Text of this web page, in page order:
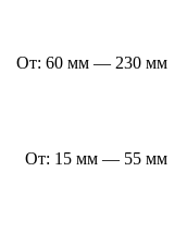
От: 60 мм — 230 мм
От: 15 мм — 55 мм